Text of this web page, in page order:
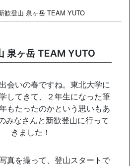
歓登山 泉ヶ岳 TEAM YUTO
泉ヶ岳 TEAM YUTO
会いの春ですね。東北大学に
してきて、２年生になった筆
もたったのかという思いもあ
みなさんと新歓登山に行って
きました！
真を撮って、登山スタートで